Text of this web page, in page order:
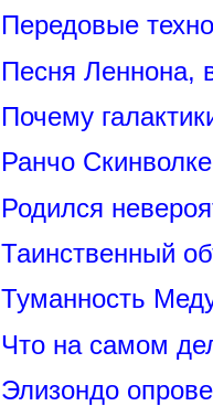
Передовые
Песня Леннона,
Почему
Ранчо
Родился
Таинственный
Туманность
Что на самом
Элизондо